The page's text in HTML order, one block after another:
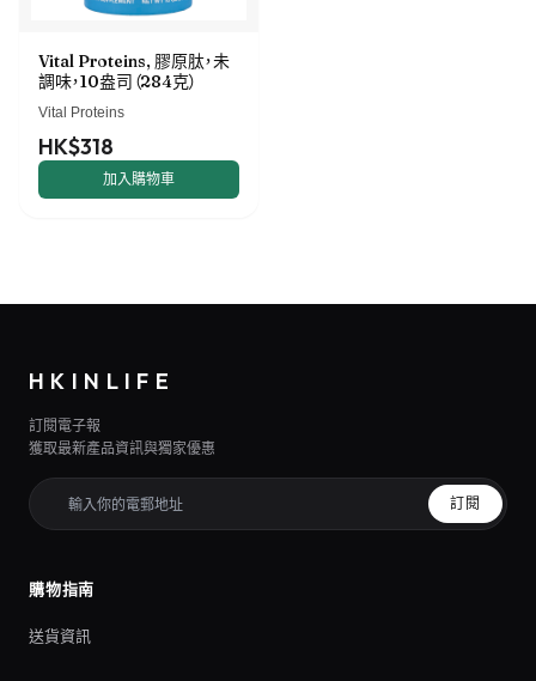
Vital Proteins, 膠原肽，未
調味，10盎司（284克）
Vital Proteins
HK$318
加入購物車
HKINLIFE
訂閱電子報
獲取最新產品資訊與獨家優惠
訂閱
購物指南
送貨資訊